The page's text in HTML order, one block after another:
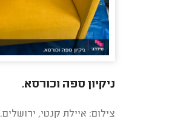
ניקיון ספה וכורסא.
צילום: איילת קנטי, ירושלים.